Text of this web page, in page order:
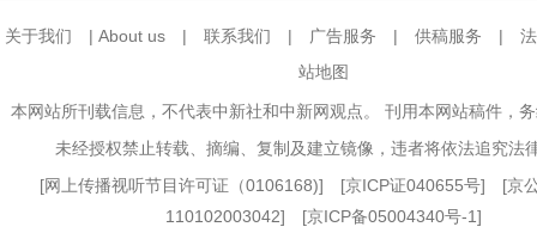
关于我们 | About us | 联系我们 | 广告服务 | 供稿服务 |
站地图
本网站所刊载信息，不代表中新社和中新网观点。 刊用本网站稿件，
未经授权禁止转载、摘编、复制及建立镜像，违者将依法追究法
[网上传播视听节目许可证（0106168)] [京ICP证040655号] [京
110102003042] [京ICP备05004340号-1]